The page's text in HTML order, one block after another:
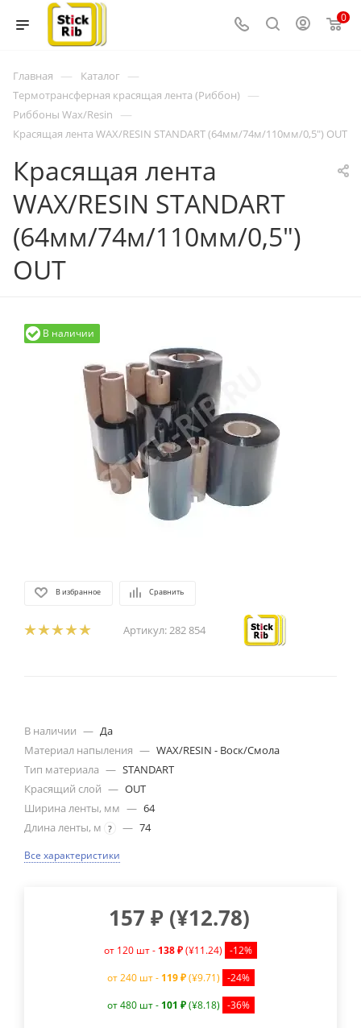
0
Главная — Каталог —
Термотрансферная красящая лента (Риббон) —
Риббоны Wax/Resin —
Красящая лента WAX/RESIN STANDART (64мм/74м/110мм/0,5") OUT
Красящая лента
WAX/RESIN STANDART
(64мм/74м/110мм/0,5")
OUT
В наличии
В избранное Сравнить
Артикул:282 854
В наличии — Да
Материал напыления — WAX/RESIN - Воск/Смола
Тип материала — STANDART
Красящий слой — OUT
Ширина ленты, мм — 64
Длина ленты, м ? — 74
Все характеристики
157 ₽ (¥12.78)
от 120 шт - 138 ₽(¥11.24) -12%
от 240 шт - 119 ₽ (¥9.71) -24%
от 480 шт - 101 ₽ (¥8.18) -36%